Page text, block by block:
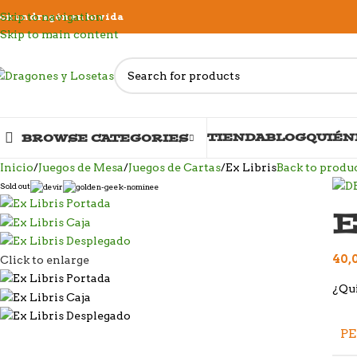
Skip to navigation
Skip to main content
un dragón en tu vida
BROWSE CATEGORIES TIENDABLOG
Inicio Juegos de Mesa Juegos de Cartas Ex LibrisBack to
Sold out
Click to enlarge